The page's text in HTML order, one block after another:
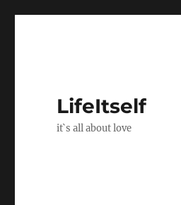
LifeItself
it`s all about love